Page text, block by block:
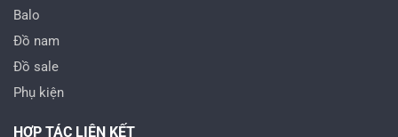
Balo
Đồ nam
Đồ sale
Phụ kiện
HỢP TÁC LIÊN KẾT